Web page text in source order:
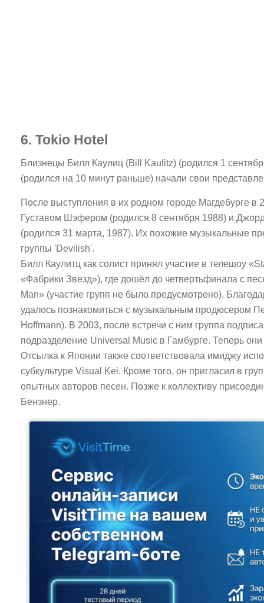
6. Tokio Hotel
Близнецы Билл Каулиц (Bill Kaulitz) (родился 1
(родился на 10 минут раньше) начали свои
После выступления в их родном городе Магдебурге в
Густавом Шэфером (родился 8 сентября 1988) и
(родился 31 марта, 1987). Их похожие музыкальные
группы 'Devilish'.
Билл Каулитц как солист принял участие в телешоу
«Фабрики Звезд»), где дошёл до четвертьфинала с
Man» (участие групп не было предусмотрено).
удалось познакомиться с музыкальным продюсером
Hoffmann). В 2003, после встречи с ним группа
подразделение Universal Music в Гамбурге. Теперь
Отсылка к Японии также соответствовала имиджу
субкультуре Visual Kei. Кроме того, он пригласил в
опытных авторов песен. Позже к коллективу
Бензнер.